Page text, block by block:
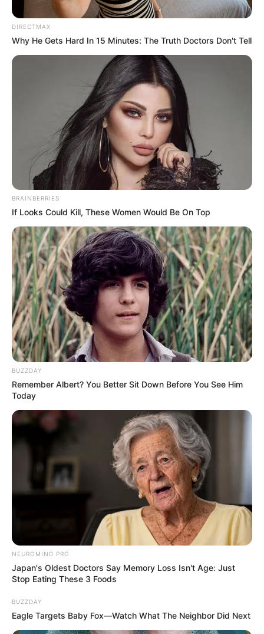
Μαρίνα Βερούση
Δημοσίευση
12/06/2026, 12:56 · 12:56 ΜΜ
Τελευταία ενημέρωση
12/06/2026, 12:56 · 12:56 ΜΜ
Προσθήκη τοnewstok.gr στην Google
Ανακαλύψτε περισσότερα άρθρα στα αποτελέσματα
αναζήτησης.
Οι νέοι δικαιούχοι που εντάσσονται στο
πρόγραμμα “Αλλάζω Σύστημα Θέρμανσης και
DIRECTMAX
Why He Gets Hard In 15 Minutes: The Truth Doctors Don't Tell
BRAINBERRIES
If Looks Could Kill, These Women Would Be On Top
BUZZDAY
Remember Albert? You Better Sit Down Before You See Him
Today
NEUROMIND PRO
Japan's Oldest Doctors Say Memory Loss Isn't Age: Just
Stop Eating These 3 Foods
BUZZDAY
Eagle Targets Baby Fox—Watch What The Neighbor Did Next